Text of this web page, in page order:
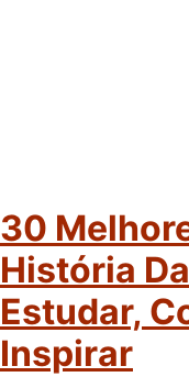
30
História
Estudar,
Inspirar